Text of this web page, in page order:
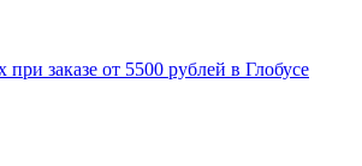
при заказе от 5500 рублей в Глобусе